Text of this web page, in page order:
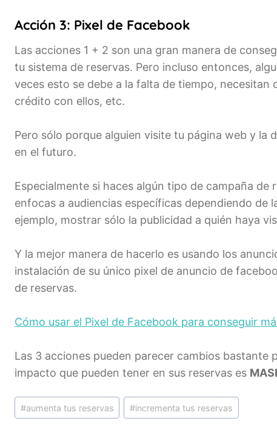
Acción 3: Pixel de Facebook
Las acciones 1 + 2 son una gran manera de
tu sistema de reservas. Pero incluso entonces,
veces esto se debe a la falta de tiempo,
crédito con ellos, etc.
Pero sólo porque alguien visite tu página web y la
en el futuro.
Especialmente si haces algún tipo de campaña
enfocas a audiencias específicas dependiendo de
ejemplo, mostrar sólo la publicidad a quién haya
Y la mejor manera de hacerlo es usando los
instalación de su único pixel de anuncio de
de reservas.
Cómo usar el Pixel de Facebook para conseguir
Las 3 acciones pueden parecer cambios bastante
impacto que pueden tener en sus reservas es
Etiquetas
de
#aumenta tus reservas #incrementa tus reservas